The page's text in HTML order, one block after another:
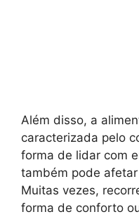
Além disso, a
caracterizada pelo
forma de lidar com
também pode
Muitas vezes,
forma de conforto